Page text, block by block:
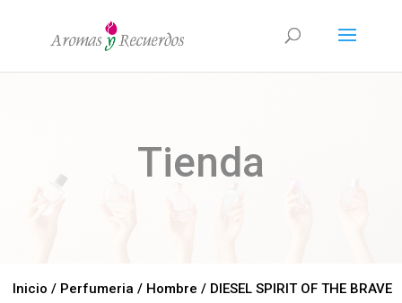
Tienda
Inicio / Perfumeria / Hombre / DIESEL SPIRIT OF THE BRAVE